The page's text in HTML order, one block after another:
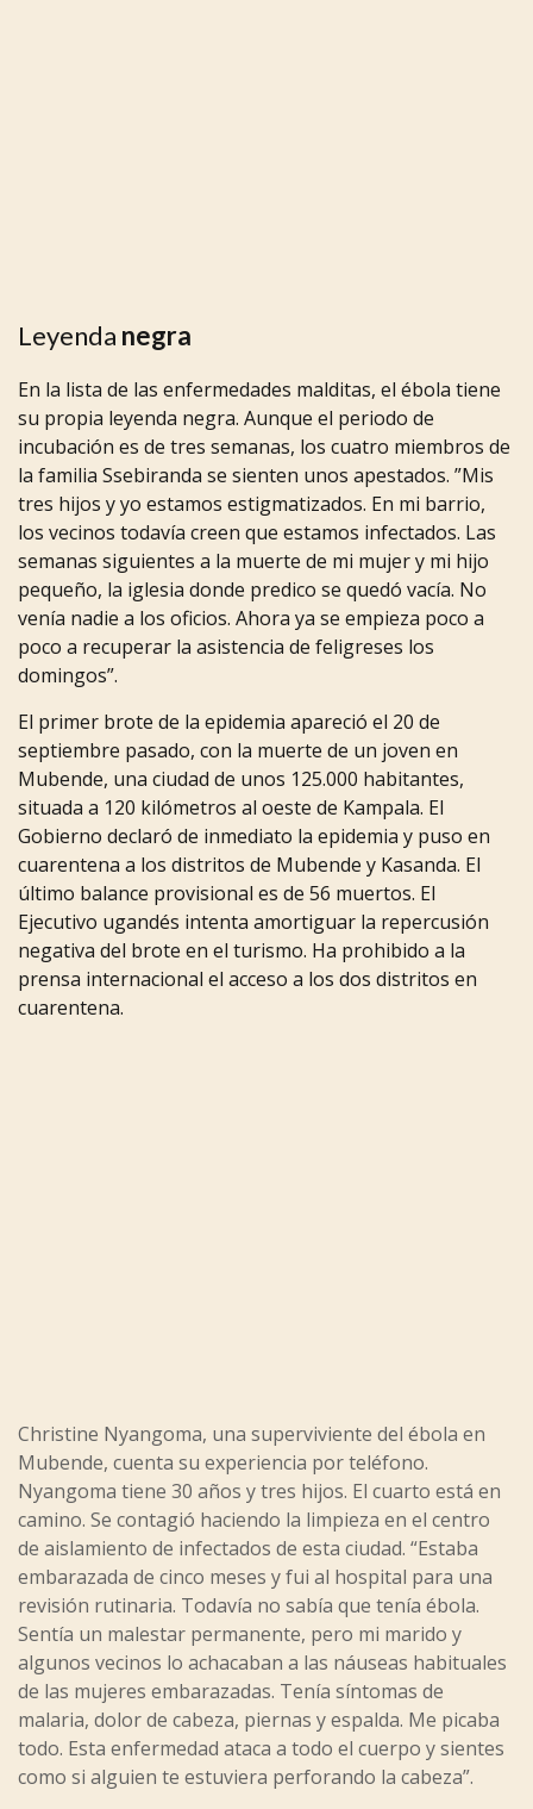
Leyenda negra
En la lista de las enfermedades malditas, el ébola tiene
su propia leyenda negra. Aunque el periodo de
incubación es de tres semanas, los cuatro miembros de
la familia Ssebiranda se sienten unos apestados. ”Mis
tres hijos yyo estamos estigmatizados. En mi barrio,
los vecinos todavía creen que estamos infectados. Las
semanas siguientes a la muerte de mi mujery mi hijo
pequeño, la iglesia donde predico se quedó vacía. No
venía nadie a los oficios. Ahora ya se empieza poco a
poco a recuperar la asistencia de feligreses los
domingos”.
El primer brote de la epidemia apareció el 20 de
septiembre pasado, con la muerte de un joven en
Mubende, una ciudad de unos 125.000 habitantes,
situada a 120 kilómetros al oeste de Kampala. El
Gobierno declaró de inmediato la epidemia y puso en
cuarentena a los distritos de Mubende y Kasanda. El
último balance provisional es de 56 muertos. El
Ejecutivo ugandés intenta amortiguar la repercusión
negativa del brote en el turismo. Ha prohibido a la
prensa internacional el acceso a los dos distritos en
cuarentena.
Christine Nyangoma, una superviviente del ébola en
Mubende, cuenta su experiencia por teléfono.
Nyangoma tiene 30 años y tres hijos. El cuarto está en
camino. Se contagió haciendo la limpieza en el centro
de aislamiento de infectados de esta ciudad. “Estaba
embarazada de cinco meses y fui al hospital para una
revisión rutinaria. Todavía no sabía que tenía ébola.
Sentía un malestar permanente, pero mi marido y
algunos vecinos lo achacaban a las náuseas habituales
de las mujeres embarazadas. Tenía síntomas de
malaria, dolor de cabeza, piernas y espalda. Me picaba
todo. Esta enfermedad ataca a todo el cuerpo y sientes
como si alguien te estuviera perforando la cabeza”.